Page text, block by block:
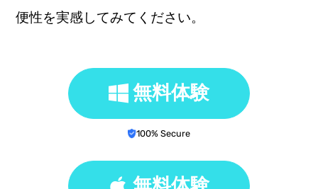
便性を実感してみてください。
無料体験
100% Secure